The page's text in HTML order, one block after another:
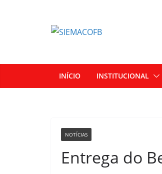
INÍCIO INSTITUCIONAL
NOTÍCIAS
Entrega do